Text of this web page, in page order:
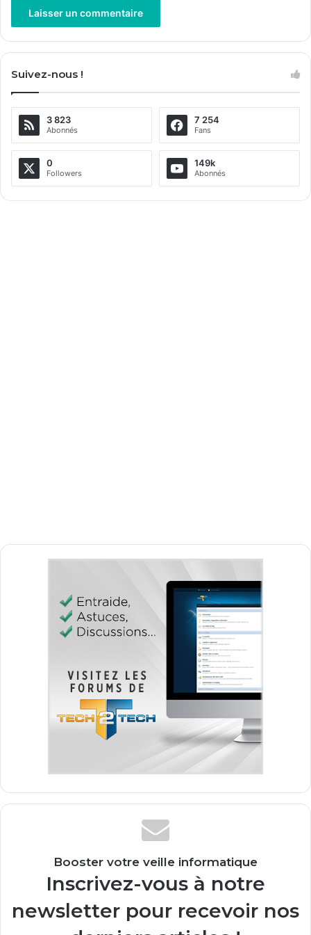
t
n
t
i
Suivez-nous !
3 823
Abonnés
7 254
Fans
0
Followers
149k
Abonnés
Booster votre veille informatique
Inscrivez-vous à notre
newsletter pour recevoir nos